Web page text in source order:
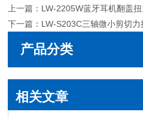
上一篇： LW-2205W蓝牙耳机翻盖
下一篇： LW-S203C三轴微小剪切
产品分类
相关文章